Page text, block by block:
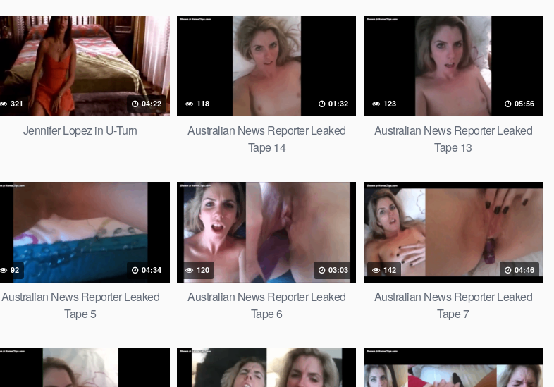
321 04:22
Jennifer Lopez in U-Turn
118 01:32
Australian News Reporter Leaked
Tape 14
123 05:56
Australian News Reporter Leaked
Tape 13
92 04:34
Australian News Reporter Leaked
Tape 5
120 03:03
Australian News Reporter Leaked
Tape 6
142 04:46
Australian News Reporter Leaked
Tape 7